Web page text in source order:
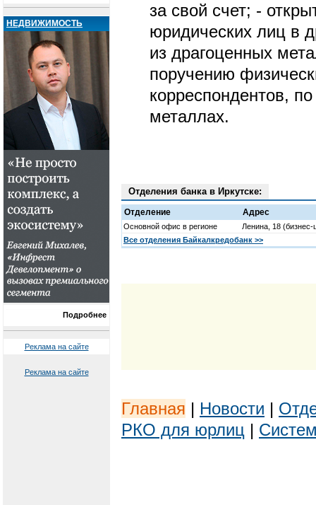
НЕДВИЖИМОСТЬ
Подробнее
Реклама на сайте
Реклама на сайте
за свой счет; -
юридических лиц в
из драгоценных
поручению
корреспондентов,
металлах.
Отделения банка в Иркутске:
Отделение Адрес
Основной офис в регионе
Ленина, 18
Все отделения Байкалкредобанк >>
Главная | Новости |
РКО для юрлиц |